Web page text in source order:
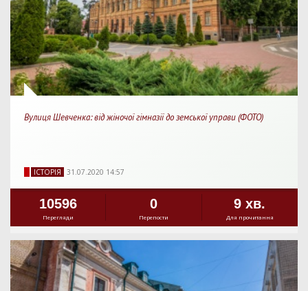
Вулиця Шевченка: від жіночої гімназії до земської управи (ФОТО)
IСТОРIЯ 31.07.2020 14:57
10596
Перегляди
0
Перепости
9 хв.
Для прочитання